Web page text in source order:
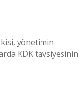
yönetimin
KDK tavsiyesinin